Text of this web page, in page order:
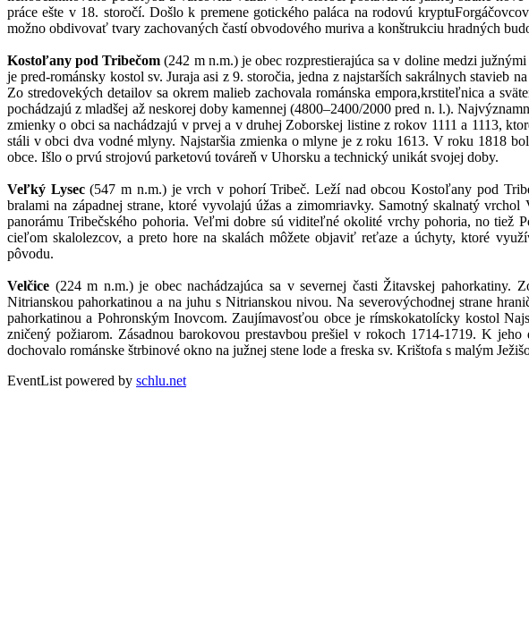
práce ešte v 18. storočí. Došlo k premene gotického paláca na rodovú
možno obdivovať tvary zachovaných častí obvodového muriva a konštrukciu hradných
Kostoľany pod Tribečom (242 m n.m.) je obec rozprestierajúca sa v doline medzi
je pred-románsky kostol sv. Juraja asi z 9. storočia, jedna z najstarších sakrálnych stavieb
Zo stredovekých detailov sa okrem malieb zachovala románska empora,krstiteľnica a
pochádzajú z mladšej až neskorej doby kamennej (4800–2400/2000 pred n. l.).
zmienky o obci sa nachádzajú v prvej a v druhej Zoborskej listine z rokov 1111 a 1113,
stáli v obci dva vodné mlyny. Najstaršia zmienka o mlyne je z roku 1613. V roku 1818
obce. Išlo o prvú strojovú parketovú továreň v Uhorsku a technický unikát svojej doby.
Veľký Lysec(547 m n.m.) je vrch v pohorí Tribeč. Leží nad obcou Kostoľany pod
bralami na západnej strane, ktoré vyvolajú úžas a zimomriavky. Samotný skalnatý
panorámu Tribečského pohoria. Veľmi dobre sú viditeľné okolité vrchy pohoria, no tiež
cieľom skalolezcov, a preto hore na skalách môžete objaviť reťaze a úchyty, ktoré
pôvodu.
Velčice (224 m n.m.) je obec nachádzajúca sa v severnej časti Žitavskej pahorkatiny.
Nitrianskou pahorkatinou a na juhu s Nitrianskou nivou. Na severovýchodnej strane
pahorkatinou a Pohronským Inovcom. Zaujímavosťou obce je rímskokatolícky kostol
zničený požiarom. Zásadnou barokovou prestavbou prešiel v rokoch 1714-1719. K
dochovalo románske štrbinové okno na južnej stene lode a freska sv. Krištofa s malým
EventList powered by schlu.net